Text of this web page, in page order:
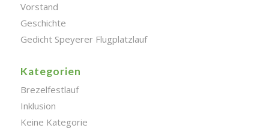
Vorstand
Geschichte
Gedicht Speyerer Flugplatzlauf
Kategorien
Brezelfestlauf
Inklusion
Keine Kategorie